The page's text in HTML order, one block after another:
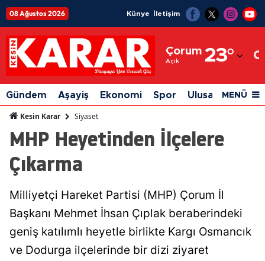
08 Ağustos 2026 Künye İletişim
Çorum
Açık 23°
Adıyaman
Afyonkarahisar
Ağrı
Amasya
Artvin
Aydın
Balıkesir
Gündem Aşayiş Ekonomi Spor Ulusal Siyaset
MENÜ
Kesin Karar Siyaset
MHP Heyetinden İlçelere
Çıkarma
Milliyetçi Hareket Partisi (MHP) Çorum İl
Başkanı Mehmet İhsan Çıplak beraberindeki
geniş katılımlı heyetle birlikte Kargı Osmancık
ve Dodurga ilçelerinde bir dizi ziyaret